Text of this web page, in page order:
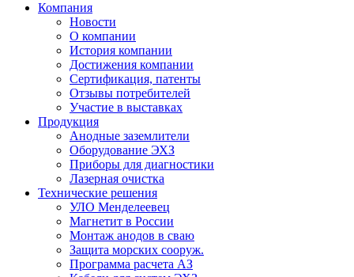
Компания
Новости
О компании
История компании
Достижения компании
Сертификация, патенты
Отзывы потребителей
Участие в выставках
Продукция
Анодные заземлители
Оборудование ЭХЗ
Приборы для диагностики
Лазерная очистка
Технические решения
УЛО Менделеевец
Магнетит в России
Монтаж анодов в сваю
Защита морских сооруж.
Программа расчета АЗ